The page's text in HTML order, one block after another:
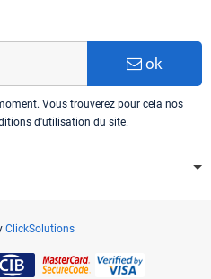
ok
Vous trouverez pour cela nos
d'utilisation du site.
ClickSolutions